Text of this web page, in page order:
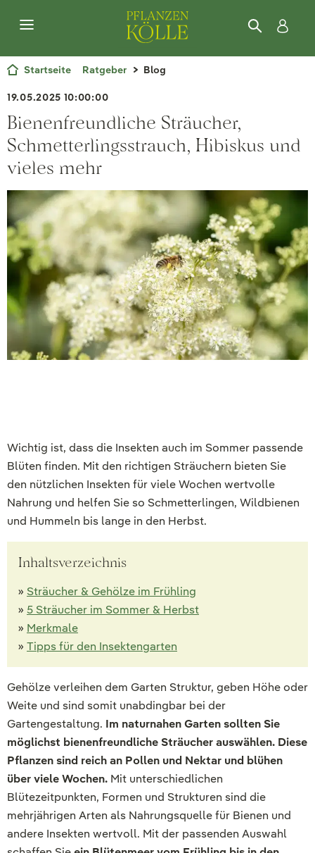
Startseite Ratgeber Blog
19.05.2025 10:00:00
Bienenfreundliche Sträucher,
Schmetterlingsstrauch, Hibiskus und
vieles mehr
Wichtig ist, dass die Insekten auch im Sommer passende
Blüten finden. Mit den richtigen Sträuchern bieten Sie
den nützlichen Insekten für viele Wochen wertvolle
Nahrung und helfen Sie so Schmetterlingen, Wildbienen
und Hummeln bis lange in den Herbst.
Inhaltsverzeichnis
» Sträucher & Gehölze im Frühling
» 5 Sträucher im Sommer & Herbst
» Merkmale
» Tipps für den Insektengarten
Gehölze verleihen dem Garten Struktur, geben Höhe oder
Weite und sind somit unabdingbar bei der
Gartengestaltung. Im naturnahen Garten sollten Sie
möglichst bienenfreundliche Sträucher auswählen. Diese
Pflanzen sind reich an Pollen und Nektar und blühen
über viele Wochen. Mit unterschiedlichen
Blütezeitpunkten, Formen und Strukturen sind die
mehrjährigen Arten als Nahrungsquelle für Bienen und
andere Insekten wertvoll. Mit der passenden Auswahl